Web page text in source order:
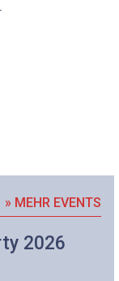
» MEHR EVENTS
2026